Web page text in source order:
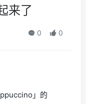
来了
0 0
」的